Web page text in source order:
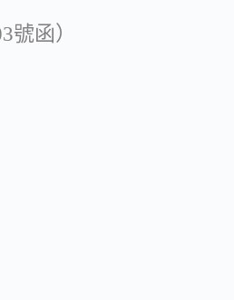
號函）